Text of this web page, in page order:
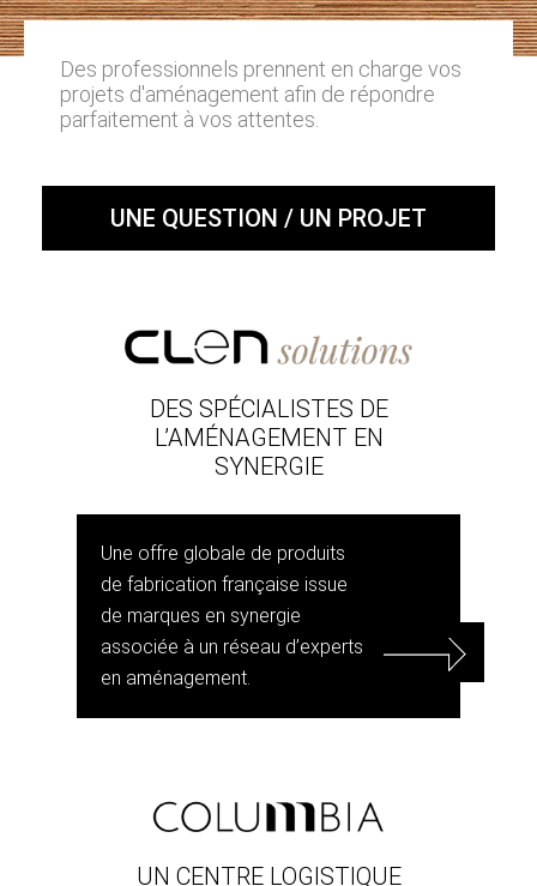
Des professionnels prennent en charge vos
projets d'aménagement afin de répondre
parfaitement à vos attentes.
UNE QUESTION / UN PROJET
DES SPÉCIALISTES DE
L’AMÉNAGEMENT EN
SYNERGIE
Une offre globale de produits
de fabrication française issue
de marques en synergie
associée à un réseau d’experts
en aménagement.
UN CENTRE LOGISTIQUE